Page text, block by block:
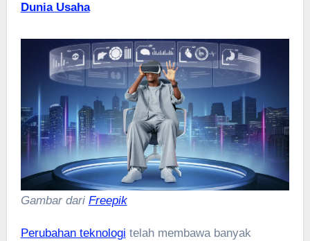
Dunia Usaha
Gambar dari Freepik
Perubahan teknologi telah membawa banyak